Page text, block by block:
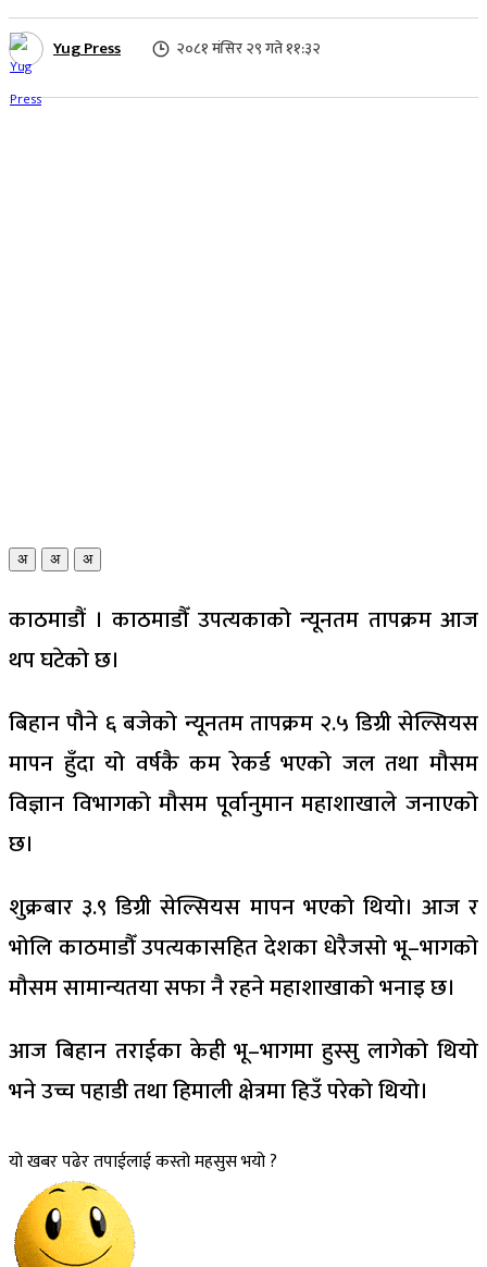
Yug Press २०८१ मंसिर २९ गते ११:३२
अ अ अ
काठमाडौं । काठमाडौँ उपत्यकाको न्यूनतम तापक्रम आज
थप घटेको छ।
बिहान पौने ६ बजेको न्यूनतम तापक्रम २.५ डिग्री सेल्सियस
मापन हुँदा यो वर्षकै कम रेकर्ड भएको जल तथा मौसम
विज्ञान विभागको मौसम पूर्वानुमान महाशाखाले जनाएको
छ।
शुक्रबार ३.९ डिग्री सेल्सियस मापन भएको थियो। आज र
भोलि काठमाडौँ उपत्यकासहित देशका धेरैजसो भू–भागको
मौसम सामान्यतया सफा नै रहने महाशाखाको भनाइ छ।
आज बिहान तराईका केही भू–भागमा हुस्सु लागेको थियो
भने उच्च पहाडी तथा हिमाली क्षेत्रमा हिउँ परेको थियो।
यो खबर पढेर तपाईलाई कस्तो महसुस भयो ?